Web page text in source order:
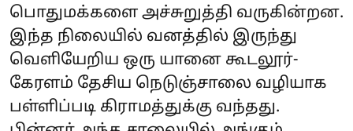
பொதுமக்களை அச்சுறுத்தி வருகின்றன.
இந்த நிலையில் வனத்தில் இருந்து
வெளியேறிய ஒரு யானை கூடலூர்-
கேரளம் தேசிய நெடுஞ்சாலை வழியாக
பள்ளிப்படி கிராமத்துக்கு வந்தது.